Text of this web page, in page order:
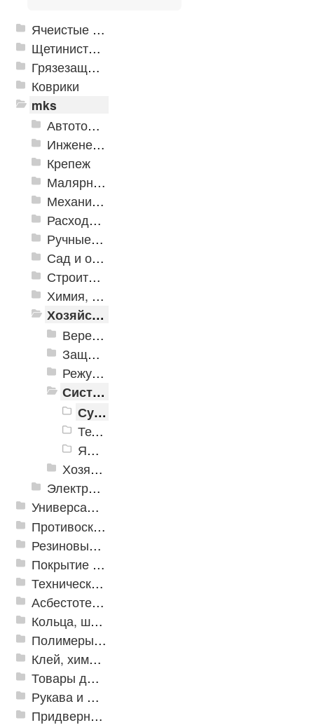
Ячеистые грязезащитные покрытия
Щетинистые покрытия
Грязезащитные, влаговпитывающие покрытия
Коврики
mks
Автотовары
Инженерная сантехника и инструменты
Крепеж
Малярно-штукатурные инструменты
Механизированные инструменты
Расходные инструменты
Ручные инструменты
Сад и огород
Строительная Химия и принадлежности
Химия, крепеж, СИЗ
Хозяйственные принадлежности
Веревки, шнуры, шпагаты, стяжки
Защита от насекомых и вредителей
Режущие инструменты
Системы хранения
Сумки и пояса для инструмента
Тележки хозяйственные
Ящики
Хозяйственные товары
Электрика и свет
Универсальные модульные покрытия
Противоскользящая защита для лестниц, профили, ленты
Резиновые и ПВХ дорожки
Покрытие из резиновой крошки
Техническая резина
Асбестотехнические и теплоизоляционные материалы
Кольца, шайбы, манжеты
Полимеры и пластики
Клей, химия, сопутствующие товары
Товары для дома
Рукава и шланги промышленные
Придверные решетки